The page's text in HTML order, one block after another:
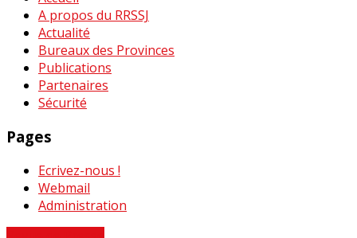
A propos du RRSSJ
Actualité
Bureaux des Provinces
Publications
Partenaires
Sécurité
Pages
Ecrivez-nous !
Webmail
Administration